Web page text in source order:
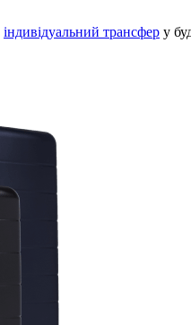
індивідуальний трансфер у